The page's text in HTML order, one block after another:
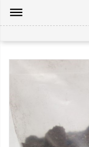
dehaze